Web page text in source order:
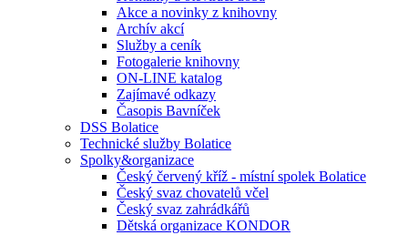
Akce a novinky z knihovny
Archív akcí
Služby a ceník
Fotogalerie knihovny
ON-LINE katalog
Zajímavé odkazy
Časopis Bavníček
DSS Bolatice
Technické služby Bolatice
Spolky&organizace
Český červený kříž - místní spolek Bolatice
Český svaz chovatelů včel
Český svaz zahrádkářů
Dětská organizace KONDOR